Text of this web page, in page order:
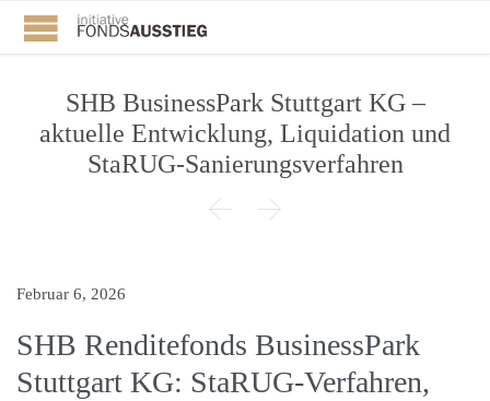
SHB BusinessPark Stuttgart KG –
aktuelle Entwicklung, Liquidation und
StaRUG-Sanierungsverfahren
 
Februar 6, 2026
SHB Renditefonds BusinessPark
Stuttgart KG: StaRUG-Verfahren,